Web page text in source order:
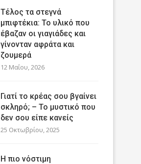
Τέλος τα στεγνά
μπιφτέκια: Το υλικό που
έβαζαν οι γιαγιάδες και
γίνονταν αφράτα και
ζουμερά
12 Μαΐου, 2026
Γιατί το κρέας σου βγαίνει
σκληρό; – Το μυστικό που
δεν σου είπε κανείς
25 Οκτωβρίου, 2025
Η πιο νόστιμη